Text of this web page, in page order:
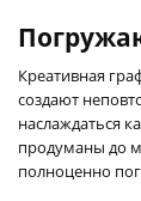
Креативная
создают
наслаждаться
продуманы до
полноценно